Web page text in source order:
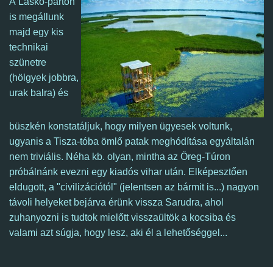
is megállunk
majd egy kis
technikai
szünetre
(hölgyek jobbra,
urak balra) és
büszkén konstatáljuk, hogy milyen ügyesek voltunk,
ugyanis a Tisza-tóba ömlő patak meghódítása egyáltalán
nem triviális. Néha kb. olyan, mintha az Öreg-Túron
próbálnánk evezni egy kiadós vihar után. Elképesztően
eldugott, a "civilizációtól" (jelentsen az bármit is...) nagyon
távoli helyeket bejárva érünk vissza Sarudra, ahol
zuhanyozni is tudtok mielőtt visszaültök a kocsiba és
valami azt súgja, hogy lesz, aki él a lehetőséggel...